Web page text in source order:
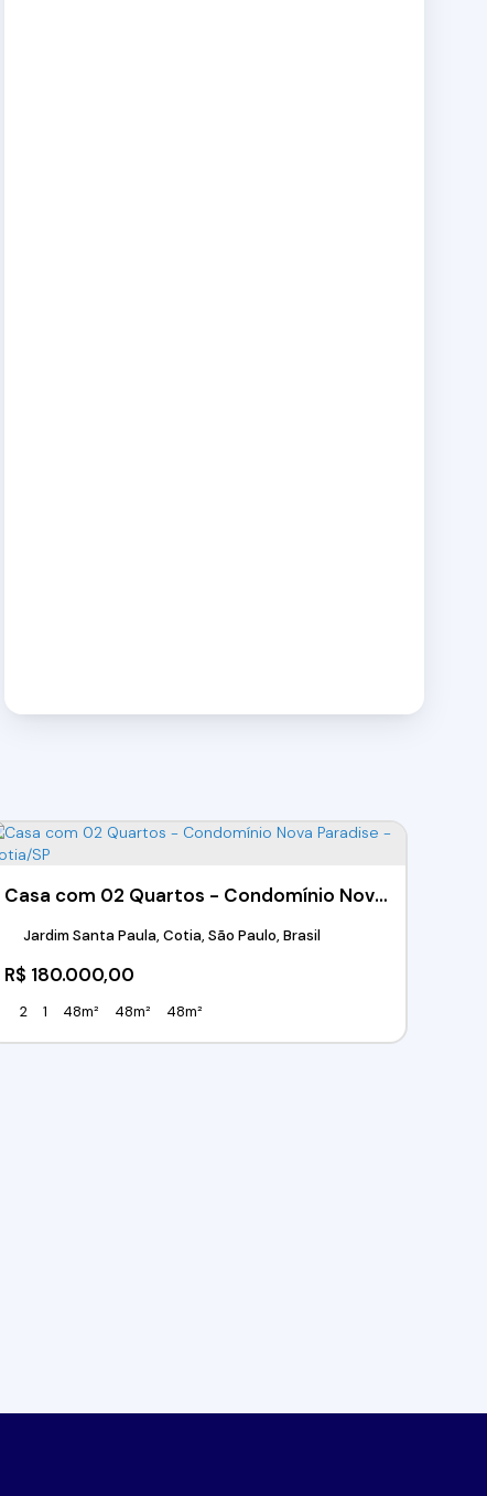
Casa com 02 Quartos - Condomínio Nova Paradise - Cotia/SP
R$ 180.000,00
Jardim Santa Paula, Cotia, São Paulo, Brasil
2 1 48m² 48m² 48m²